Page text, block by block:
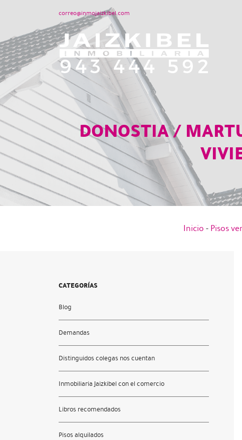
correo@inmojaizkibel.com
DONOSTIA /
Inicio - Pisos
CATEGORÍAS
Blog
Demandas
Distinguidos colegas nos cuentan
Inmobiliaria Jaizkibel con el comercio
Libros recomendados
Pisos alquilados